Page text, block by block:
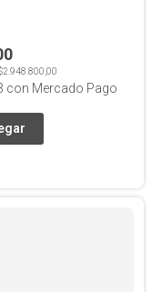
con Mercado Pago